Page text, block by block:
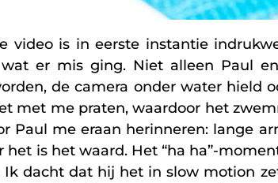
video is in eerste instantie
er mis ging. Niet alleen Paul
de camera onder water hield
met me praten, waardoor het
Paul me eraan herinneren: lange
het is het waard. Het “ha ha”-
Ik dacht dat hij het in slow motion